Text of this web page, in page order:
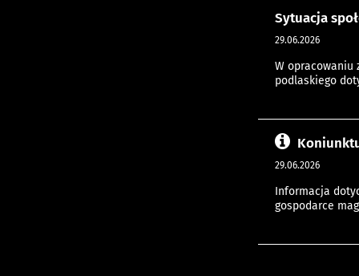
Sytuacja
29.06.2026
W opracowaniu
podlaskiego
29.06.2026
Informacja
gospodarce